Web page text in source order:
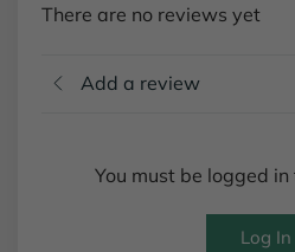
There are no reviews yet
Add a review
You must be logged
Log In